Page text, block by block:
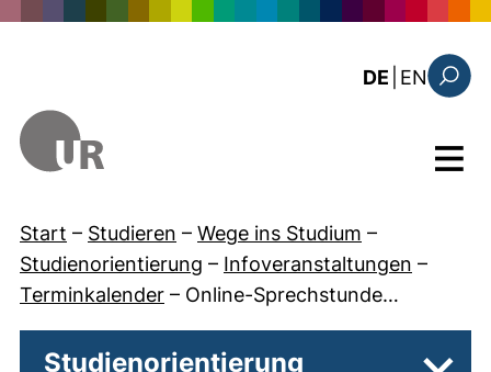
DE EN: the
Menü
Start – Studieren – Wege ins Studium –
Studienorientierung – Infoveranstaltungen –
Terminkalender – Online-Sprechstunde…
Studienorientierung